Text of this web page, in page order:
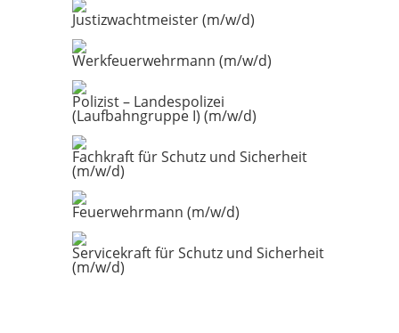
Justizwachtmeister (m/w/d)
Werkfeuerwehrmann (m/w/d)
Polizist – Landespolizei
(Laufbahngruppe I) (m/w/d)
Fachkraft für Schutz und Sicherheit
(m/w/d)
Feuerwehrmann (m/w/d)
Servicekraft für Schutz und Sicherheit
(m/w/d)